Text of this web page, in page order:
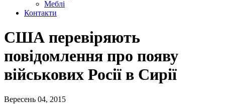
Меблі
Контакти
США перевіряють
повідомлення про появу
військових Росії в Сирії
Вересень 04, 2015